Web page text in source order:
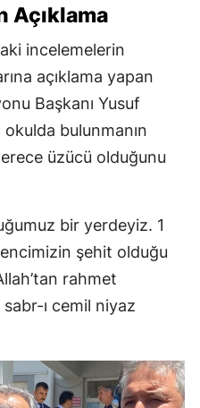
Açıklama
incelemelerin
açıklama yapan
Başkanı Yusuf
okulda bulunmanın
üzücü olduğunu
bir yerdeyiz. 1
şehit olduğu
rahmet
ı cemil niyaz